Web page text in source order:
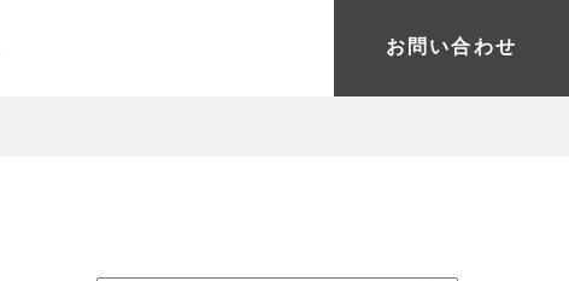
お問い合わせ